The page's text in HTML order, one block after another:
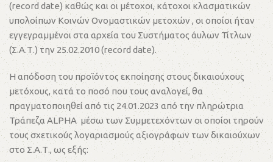
(record date) καθώς και οι μέτοχοι, κάτοχοι κλασματικών
υπολοίπων Κοινών Ονομαστικών μετοχών , οι οποίοι ήταν
εγγεγραμμένοι στα αρχεία του Συστήματος άυλων Τίτλων
(Σ.Α.Τ.) την 25.02.2010 (record date).
Η απόδοση του προϊόντος εκποίησης στους δικαιούχους
μετόχους, κατά το ποσό που τους αναλογεί, θα
πραγματοποιηθεί από τις 24.01.2023 από την πληρώτρια
Τράπεζα ALPHA μέσω των Συμμετεχόντων οι οποίοι τηρούν
τους σχετικούς λογαριασμούς αξιογράφων των δικαιούχων
στο Σ.Α.Τ., ως εξής: